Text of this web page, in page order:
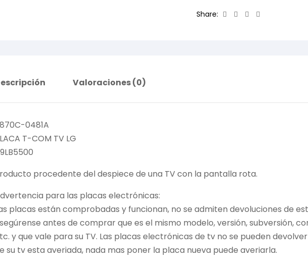
Share: Facebook
TwitterLinkedin
Valoraciones (0)
0481A
T-COM TV LG
procedente del despiece de una TV con la pantalla rota.
para las placas electrónicas:
placas están comprobadas y funcionan, no se admiten devoluciones de
antes de comprar que es el mismo modelo, versión, subversión,
y que vale para su TV. Las placas electrónicas de tv no se pueden
su tv esta averiada, nada mas poner la placa nueva puede averiarla.